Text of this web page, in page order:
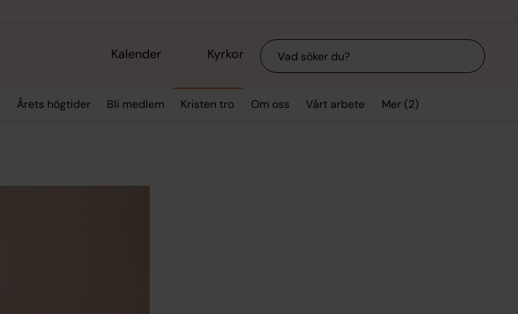
Kalender Kyrkor Sök
Årets högtider Bli medlem Kristen tro Om oss Vårt arbete Mer (2)